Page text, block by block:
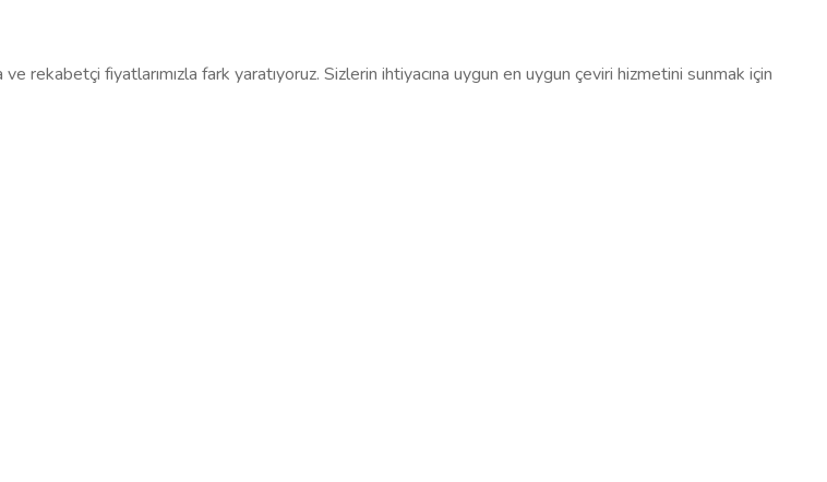
ve rekabetçi fiyatlarımızla fark yaratıyoruz. Sizlerin ihtiyacına uygun en uygun çeviri hizmetini sunmak için